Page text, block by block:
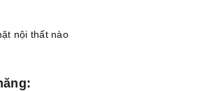
nội thất nào